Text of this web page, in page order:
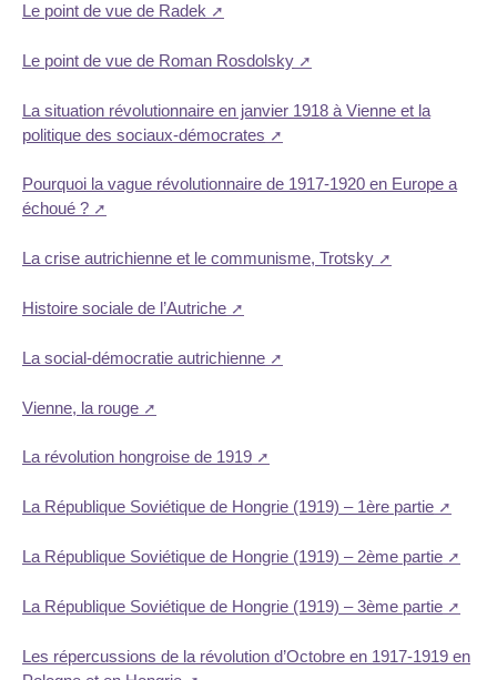
Le point de vue de Radek
Le point de vue de Roman Rosdolsky
La situation révolutionnaire en janvier 1918 à Vienne et la
politique des sociaux-démocrates
Pourquoi la vague révolutionnaire de 1917-1920 en Europe a
échoué ?
La crise autrichienne et le communisme, Trotsky
Histoire sociale de l’Autriche
La social-démocratie autrichienne
Vienne, la rouge
La révolution hongroise de 1919
La République Soviétique de Hongrie (1919) – 1ère partie
La République Soviétique de Hongrie (1919) – 2ème partie
La République Soviétique de Hongrie (1919) – 3ème partie
Les répercussions de la révolution d’Octobre en 1917-1919 en